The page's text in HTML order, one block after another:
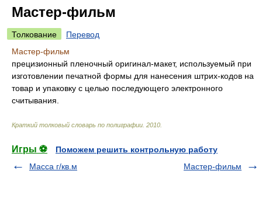
Мастер-фильм
Толкование
Перевод
Мастер-фильм
прецизионный пленочный оригинал-макет, используемый при
изготовлении печатной формы для нанесения штрих-кодов на
товар и упаковку с целью последующего электронного
считывания.
Краткий толковый словарь по полиграфии 2010
Игры ⚽
Поможем решить контрольную работу
Масса г/кв.м
Мастер-фильм